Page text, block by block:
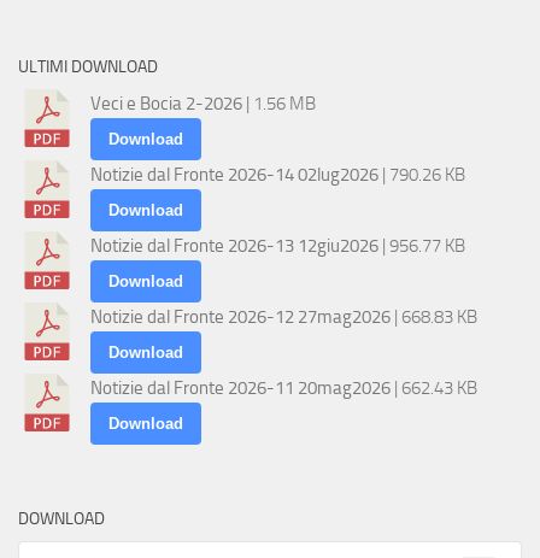
ULTIMI DOWNLOAD
Veci e Bocia 2-2026 | 1.56 MB
Download
Notizie dal Fronte 2026-14 02lug2026 | 790.26 KB
Download
Notizie dal Fronte 2026-13 12giu2026 | 956.77 KB
Download
Notizie dal Fronte 2026-12 27mag2026 | 668.83 KB
Download
Notizie dal Fronte 2026-11 20mag2026 | 662.43 KB
Download
DOWNLOAD